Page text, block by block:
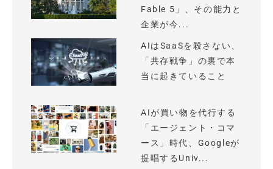
Fable 5」、その能力と
企業が今...
AIはSaaSを殺さない、
「共存戦争」の裏で本
当に起きていること
AIが買い物を代行する
「エージェント・コマ
ース」時代、Googleが
提唱するUniv...